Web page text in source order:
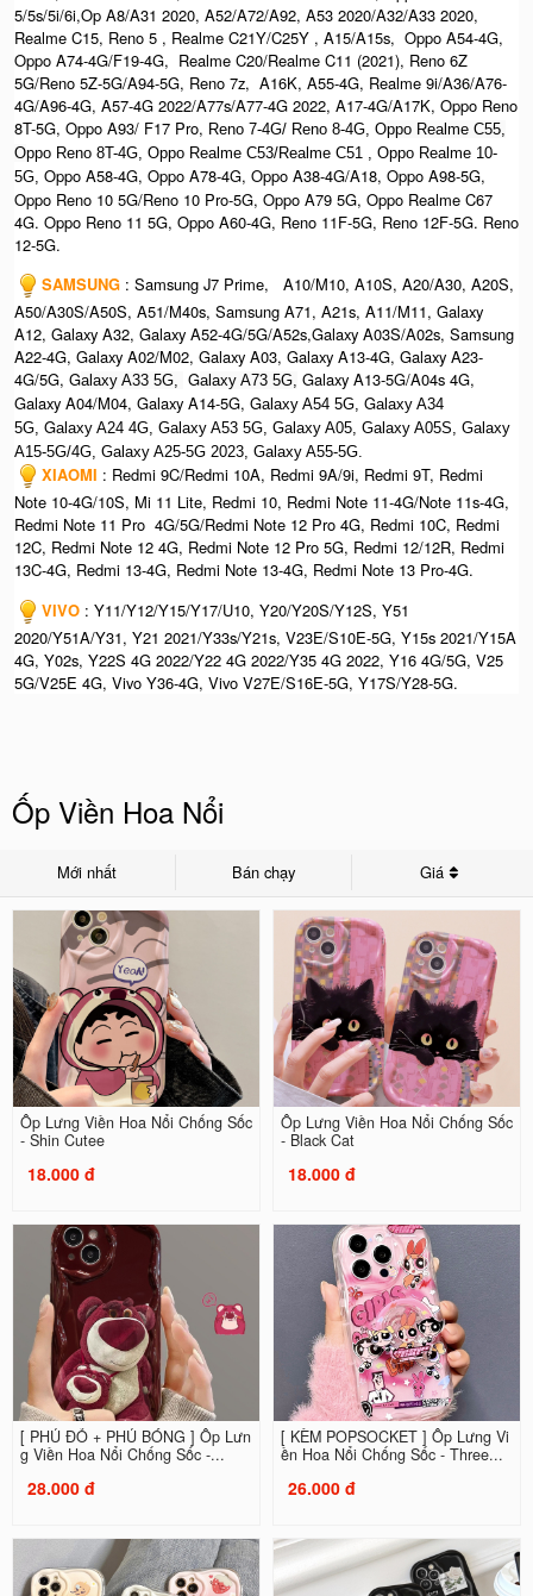
5/5s/5i/6i,Op A8/A31 2020, A52/A72/A92, A53 2020/A32/A33 2020,
Realme C15, Reno 5 , Realme C21Y/C25Y , A15/A15s, Oppo A54-4G,
Oppo A74-4G/F19-4G, Realme C20/Realme C11 (2021), Reno 6Z
5G/Reno 5Z-5G/A94-5G, Reno 7z, A16K, A55-4G, Realme 9i/A36/A76-
4G/A96-4G, A57-4G 2022/A77s/A77-4G 2022, A17-4G/A17K, Oppo Reno
8T-5G, Oppo A93/ F17 Pro, Reno 7-4G/ Reno 8-4G, Oppo Realme C55,
Oppo Reno 8T-4G, Oppo Realme C53/Realme C51 , Oppo Realme 10-
5G, Oppo A58-4G, Oppo A78-4G, Oppo A38-4G/A18, Oppo A98-5G,
Oppo Reno 10 5G/Reno 10 Pro-5G, Oppo A79 5G, Oppo Realme C67
4G. Oppo Reno 11 5G, Oppo A60-4G, Reno 11F-5G, Reno 12F-5G. Reno
12-5G.
SAMSUNG : Samsung J7 Prime, A10/M10, A10S, A20/A30, A20S,
A50/A30S/A50S, A51/M40s, Samsung A71, A21s, A11/M11, Galaxy
A12, Galaxy A32, Galaxy A52-4G/5G/A52s,Galaxy A03S/A02s, Samsung
A22-4G, Galaxy A02/M02, Galaxy A03, Galaxy A13-4G, Galaxy A23-
4G/5G, Galaxy A33 5G, Galaxy A73 5G, Galaxy A13-5G/A04s 4G,
Galaxy A04/M04, Galaxy A14-5G, Galaxy A54 5G, Galaxy A34
5G, Galaxy A24 4G, Galaxy A53 5G, Galaxy A05, Galaxy A05S, Galaxy
A15-5G/4G, Galaxy A25-5G 2023, Galaxy A55-5G.
XIAOMI : Redmi 9C/Redmi 10A, Redmi 9A/9i, Redmi 9T, Redmi
Note 10-4G/10S, Mi 11 Lite, Redmi 10, Redmi Note 11-4G/Note 11s-4G,
Redmi Note 11 Pro 4G/5G/Redmi Note 12 Pro 4G, Redmi 10C, Redmi
12C, Redmi Note 12 4G, Redmi Note 12 Pro 5G, Redmi 12/12R, Redmi
13C-4G, Redmi 13-4G, Redmi Note 13-4G, Redmi Note 13 Pro-4G.
VIVO : Y11/Y12/Y15/Y17/U10, Y20/Y20S/Y12S, Y51
2020/Y51A/Y31, Y21 2021/Y33s/Y21s, V23E/S10E-5G, Y15s 2021/Y15A
4G, Y02s, Y22S 4G 2022/Y22 4G 2022/Y35 4G 2022, Y16 4G/5G, V25
5G/V25E 4G, Vivo Y36-4G, Vivo V27E/S16E-5G, Y17S/Y28-5G.
Ốp Viền Hoa Nổi
Mới nhất Bán chạy Giá
Ốp Lưng Viền Hoa Nổi Chống Sốc
- Shin Cutee
18.000 đ
Ốp Lưng Viền Hoa Nổi Chống Sốc
- Black Cat
18.000 đ
[ PHỦ ĐỎ + PHỦ BÓNG ] Ốp Lưn
g Viền Hoa Nổi Chống Sốc -...
28.000 đ
[ KÈM POPSOCKET ] Ốp Lưng Vi
ền Hoa Nổi Chống Sốc - Three...
26.000 đ